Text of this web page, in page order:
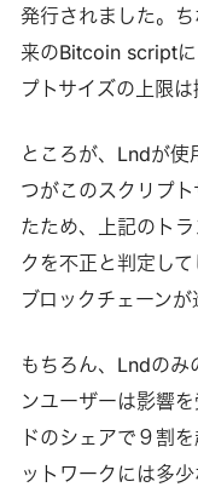
発行されました。
来のBitcoin script
プトサイズの上限は
ところが、Lndが使
つがこのスクリプ
たため、上記のト
クを不正と判定し
ブロックチェーンが
もちろん、Lndのみ
ンユーザーは影響
ドのシェアで９割
ットワークには多